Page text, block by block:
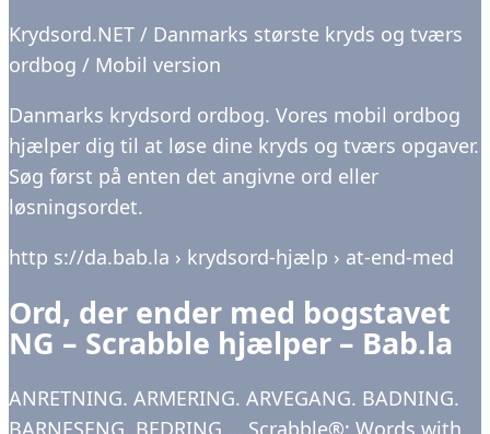
Krydsord.NET / Danmarks største kryds og tværs
ordbog / Mobil version
Danmarks krydsord ordbog. Vores mobil ordbog
hjælper dig til at løse dine kryds og tværs opgaver.
Søg først på enten det angivne ord eller
løsningsordet.
http s://da.bab.la › krydsord-hjælp › at-end-med
Ord, der ender med bogstavet
NG – Scrabble hjælper – Bab.la
ANRETNING. ARMERING. ARVEGANG. BADNING.
BARNESENG. BEDRING … Scrabble®; Words with